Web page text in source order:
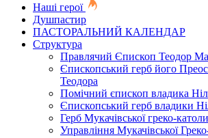
Наші герої
Душпастир
ПАСТОРАЛЬНИЙ КАЛЕНДАР
Структура
Правлячий Єпископ Теодор
Єпископський герб його
Теодора
Помічний єпископ владика Ніл
Єпископський герб владики
Герб Мукачівської греко-
Управління Мукачівської